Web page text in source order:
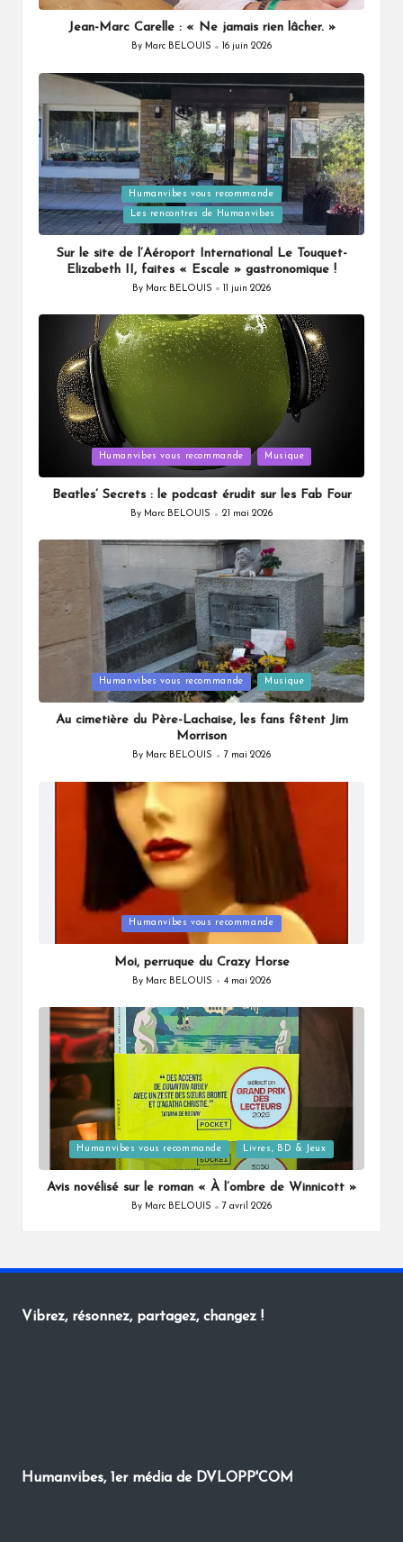
Jean-Marc Carelle : « Ne jamais rien lâcher. »
Posted
By Marc BELOUIS 16 juin 2026
Posted
in
Humanvibes vous recommande
Les rencontres de Humanvibes
Sur le site de l’Aéroport International Le Touquet-
Elizabeth II, faites « Escale » gastronomique !
Posted
By Marc BELOUIS 11 juin 2026
in
Humanvibes vous recommande Musique
Beatles’ Secrets : le podcast érudit sur les Fab Four
Posted
By Marc BELOUIS 21 mai 2026
in
Humanvibes vous recommande Musique
Au cimetière du Père-Lachaise, les fans fêtent Jim
Morrison
Posted
By Marc BELOUIS 7 mai 2026
in
Humanvibes vous recommande
Moi, perruque du Crazy Horse
Posted
By Marc BELOUIS 4 mai 2026
Posted
in
Humanvibes vous recommande Livres, BD & Jeux
Avis novélisé sur le roman « À l’ombre de Winnicott »
Posted
By Marc BELOUIS 7 avril 2026
Vibrez, résonnez, partagez, changez !
Humanvibes, 1er média de DVLOPP'COM